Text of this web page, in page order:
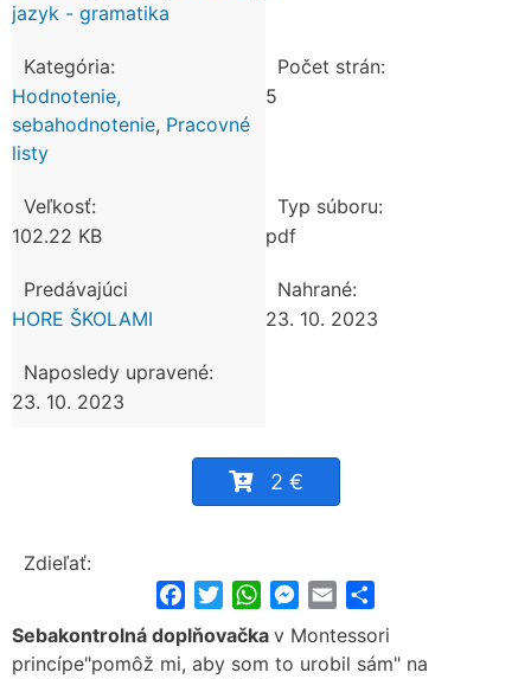
jazyk - gramatika
Kategória:
Hodnotenie,
sebahodnotenie, Pracovné
listy
Počet strán:
5
Veľkosť:
102.22 KB
Typ súboru:
pdf
Predávajúci
HORE ŠKOLAMI
Nahrané:
23. 10. 2023
Naposledy upravené:
23. 10. 2023
2 €
Zdieľať:
FacebookTwitterWhatsApp
Messenger
Email
Sebakontrolná doplňovačka v Montessori
princípe"pomôž mi, aby som to urobil sám" na